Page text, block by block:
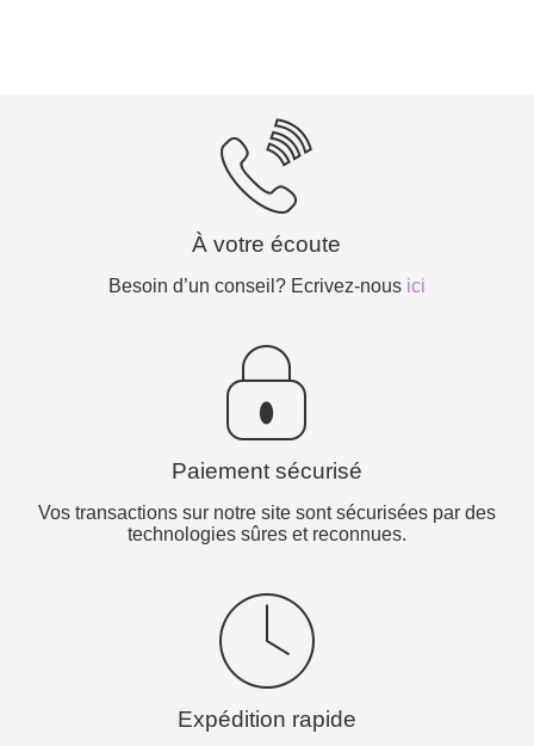
À votre écoute
Besoin d’un conseil? Ecrivez-nous ici
Paiement sécurisé
Vos transactions sur notre site sont sécurisées par des
technologies sûres et reconnues.
Expédition rapide